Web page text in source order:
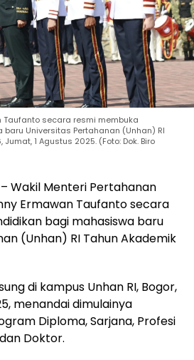
Taufanto secara resmi membuka
Universitas Pertahanan (Unhan) RI
1 Agustus 2025. (Foto: Dok. Biro
– Wakil Menteri Pertahanan
Ermawan Taufanto secara
bagi mahasiswa baru
(Unhan) RI Tahun Akademik
di kampus Unhan RI, Bogor,
menandai dimulainya
Diploma, Sarjana, Profesi
Doktor.